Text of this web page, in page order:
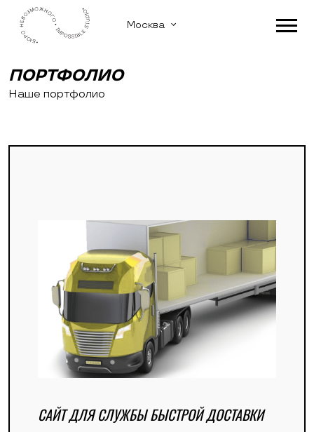
Москва
ПОРТФОЛИО
Наше портфолио
САЙТ ДЛЯ СЛУЖБЫ БЫСТРОЙ ДОСТАВКИ